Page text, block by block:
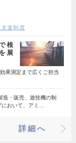
支援制度
根
展
果測定まで広くご担当
造・販売、遊技機の制
において、アミ…
詳細へ